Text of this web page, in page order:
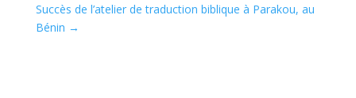
Succès de l’atelier de traduction biblique à Parakou, au
Bénin →